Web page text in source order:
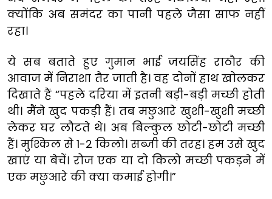
क्योंकि अब समंदर का पानी पहले जैसा साफ नहीं
रहा।
ये सब बताते हुए गुमान भाई जयसिंह राठौर की
आवाज में निराशा तैर जाती है। वह दोनों हाथ खोलकर
दिखाते हैं “पहले दरिया में इतनी बड़ी-बड़ी मच्छी होती
थी। मैंने खुद पकड़ी हैं। तब मछुआरे खुशी-खुशी मच्छी
लेकर घर लौटते थे। अब बिल्कुल छोटी-छोटी मच्छी
हैं। मुश्किल से 1-2 किलो। सब्जी की तरह। हम उसे खुद
खाएं या बेचें। रोज एक या दो किलो मच्छी पकड़ने में
एक मछुआरे की क्या कमाई होगी।”